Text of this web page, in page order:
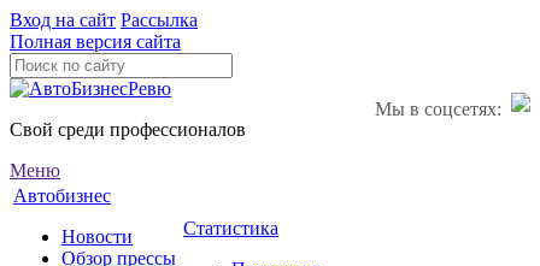
Вход на сайт Рассылка
Полная версия сайта
Мы в соцсетях:
Свой среди профессионалов
Меню
Автобизнес
Новости
Обзор прессы
Статистика